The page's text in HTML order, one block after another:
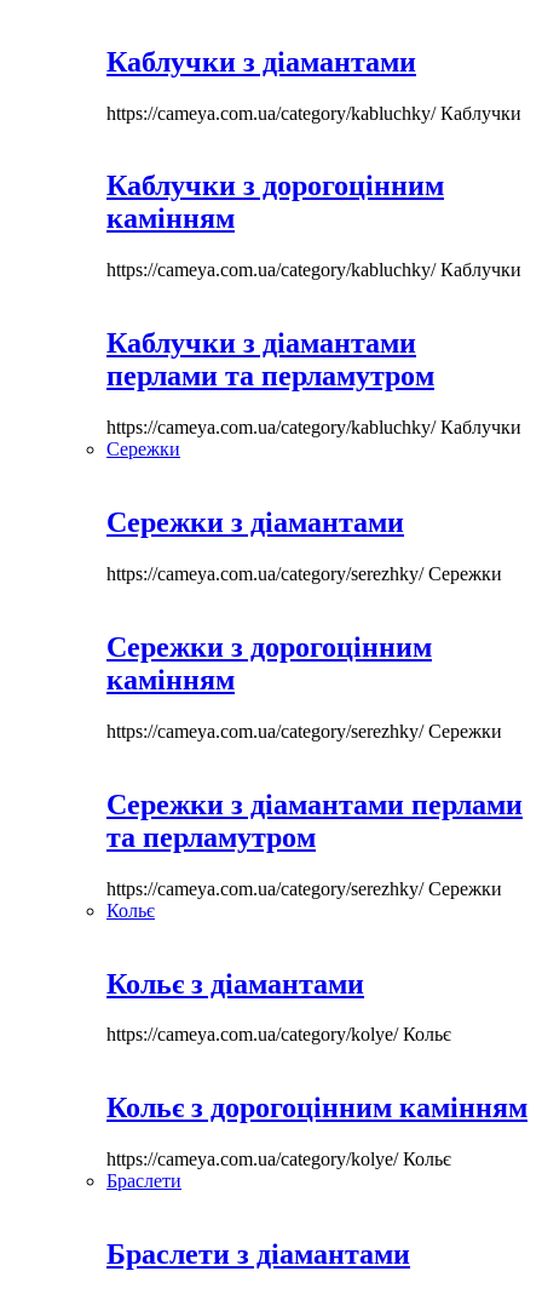
Каблучки з діамантами
https://cameya.com.ua/category/kabluchky/Каблучки
Каблучки з дорогоцінним
камінням
https://cameya.com.ua/category/kabluchky/Каблучки
Каблучки з діамантами
перлами та перламутром
https://cameya.com.ua/category/kabluchky/Каблучки
Сережки
Сережки з діамантами
https://cameya.com.ua/category/serezhky/Сережки
Сережки з дорогоцінним
камінням
https://cameya.com.ua/category/serezhky/Сережки
Сережки з діамантами перлами
та перламутром
https://cameya.com.ua/category/serezhky/Сережки
Кольє
Кольє з діамантами
https://cameya.com.ua/category/kolye/Кольє
Кольє з дорогоцінним камінням
https://cameya.com.ua/category/kolye/Кольє
Браслети
Браслети з діамантами